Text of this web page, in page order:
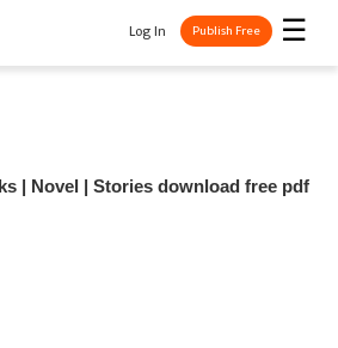
☰
Log In Publish Free
| Novel | Stories download free pdf